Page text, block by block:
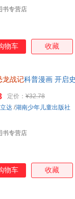
书专营店
物车 收藏
龙战记科普漫画 开启
定价： ¥32.78
书专营店
达 /湖南少年儿童出版社
物车 收藏